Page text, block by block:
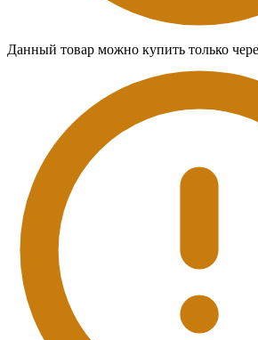
Данный товар можно купить только